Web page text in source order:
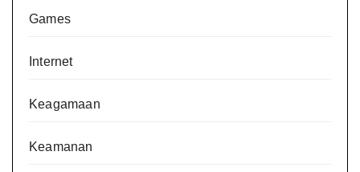
Games
Internet
Keagamaan
Keamanan